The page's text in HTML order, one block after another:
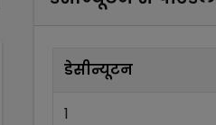
डेसीन्यूटन
1